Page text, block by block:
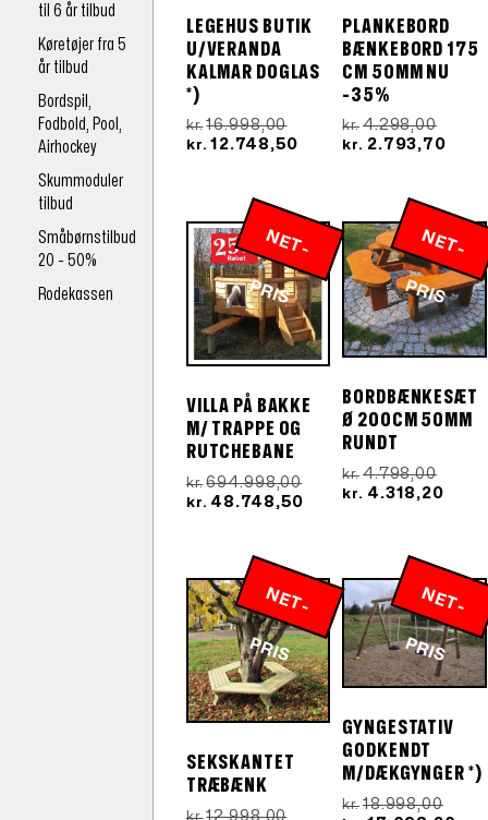
til 6 år tilbud
Køretøjer fra 5
år tilbud
Bordspil,
Fodbold, Pool,
Airhockey
Skummoduler
tilbud
Småbørnstilbud
20 - 50%
Rodekassen
LEGEHUS BUTIK
U/VERANDA
KALMAR DOGLAS
*)
kr. 16.998,00Den
oprindelige
kr. 12.748,50
kr.12.748,50.
PLANKEBORD
BÆNKEBORD 175
CM 50MM NU
-35%
kr. 4.298,00Den
kr. 2.793,70
N
E
T
-
P
R
IS
VILLA PÅ BAKKE
M/ TRAPPE OG
RUTCHEBANE
kr. 694.998,00Den
oprindelige
kr.694.998,00.
kr. 48.748,50
kr.48.748,50.
N
E
T
-
P
R
IS
BORDBÆNKESÆT
Ø 200CM 50MM
RUNDT
kr. 4.798,00Den
kr. 4.318,20
N
E
T
-
P
R
IS
SEKSKANTET
TRÆBÆNK
kr. 12.998,00Den
N
E
T
-
P
R
IS
GYNGESTATIV
GODKENDT
M/DÆKGYNGER *)
kr. 18.998,00Den